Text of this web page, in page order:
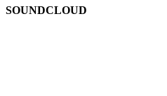
SOUNDCLOUD